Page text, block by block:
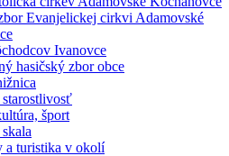
Evanjelickej cirkvi Adamovské
Ivanovce
hasičský zbor obce
šport
a turistika v okolí